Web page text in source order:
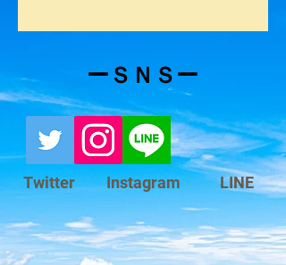
​ーＳＮＳー
Twitter Instagram LINE